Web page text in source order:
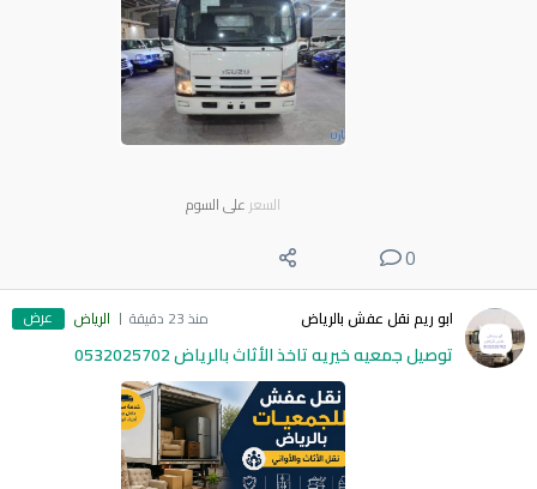
السعر على السوم
0
ابو ريم نقل عفش بالرياض منذ 23 دقيقة الرياض عرض
توصيل جمعيه خيريه تاخذ الأثاث بالرياض 0532025702